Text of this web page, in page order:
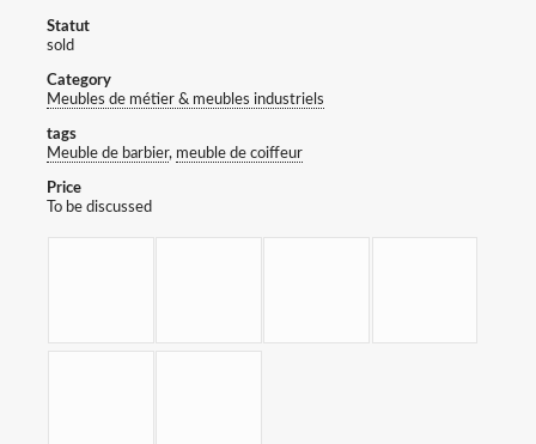
Statut
sold
Category
Meubles de métier & meubles industriels
tags
Meuble de barbier, meuble de coiffeur
Price
To be discussed